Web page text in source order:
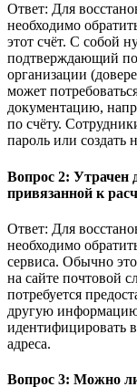
Ответ: Для
необходимо
этот счёт. С собой
подтверждающий
организации
может
документацию,
по счёту.
пароль или создать
Вопрос 2: Утрачен
привязанной к
Ответ: Для
необходимо
сервиса. Обычно
на сайте почтовой
потребуется
другую
идентифицировать
адреса.
Вопрос 3: Можно ли